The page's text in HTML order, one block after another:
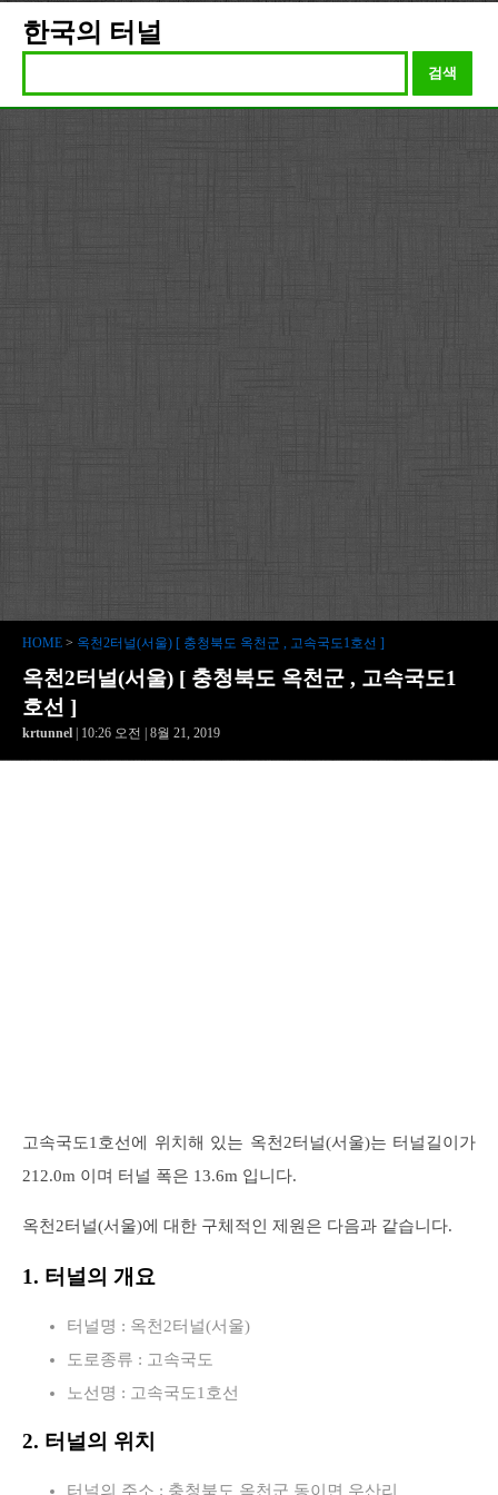
한국의 터널
검색
HOME > 옥천2터널(서울) [ 충청북도 옥천군 , 고속국도1호선 ]
옥천2터널(서울) [ 충청북도 옥천군 , 고속국도1
호선 ]
krtunnel | 10:26 오전 | 8월 21, 2019
고속국도1호선에 위치해 있는 옥천2터널(서울)는 터널길이가
212.0m 이며 터널 폭은 13.6m 입니다.
옥천2터널(서울)에 대한 구체적인 제원은 다음과 같습니다.
1. 터널의 개요
터널명 : 옥천2터널(서울)
도로종류 : 고속국도
노선명 : 고속국도1호선
2. 터널의 위치
터널의 주소 : 충청북도 옥천군 동이면 우산리